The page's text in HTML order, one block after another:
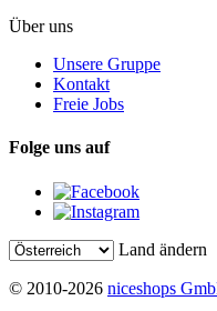
Über uns
Unsere Gruppe
Kontakt
Freie Jobs
Folge uns auf
Land ändern
© 2010-2026 niceshops